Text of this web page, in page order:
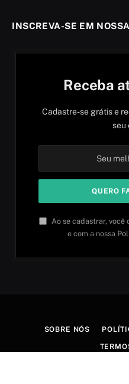
INSCREVA-SE EM
Receba
Cadastre-se grátis e
seu
Ao se cadastrar, você
e com a nossa
SOBRE NÓS